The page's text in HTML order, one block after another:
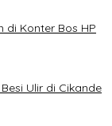
di Konter Bos HP
Ulir di Cikande